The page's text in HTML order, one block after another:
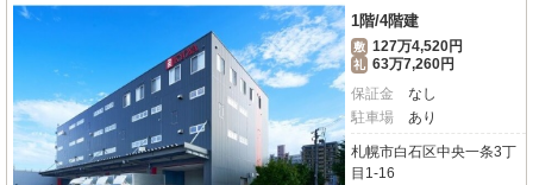
1階/4階建
敷 127万4,520円
礼 63万7,260円
保証金
なし
駐車場
あり
札幌市白石区中央一条3丁
目1-16